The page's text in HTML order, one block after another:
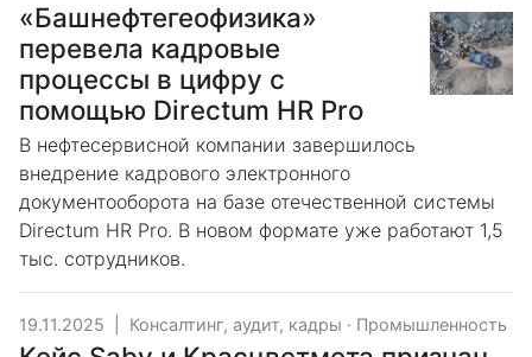
«Башнефтегеофизика»
перевела кадровые
процессы в цифру с
помощью Directum HR Pro
В нефтесервисной компании завершилось
внедрение кадрового электронного
документооборота на базе отечественной системы
Directum HR Pro. В новом формате уже работают 1,5
тыс. сотрудников.
19.11.2025 Консалтинг, аудит, кадры · Промышленность